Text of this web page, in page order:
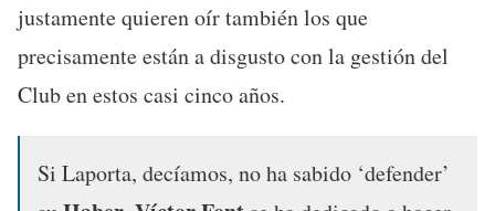
justamente quieren oír también los que
precisamente están a disgusto conla gestión del
Club en estos casi cinco años.
Si Laporta, decíamos, no ha sabido ‘defender’